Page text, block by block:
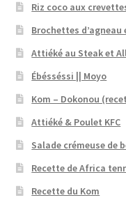
Riz coco aux
Brochettes d’agneau
Attiéké au Steak et
Ébésséssi || Moyo
Kom – Dokonou
Attiéké & Poulet KFC
Salade crémeuse de
Recette de Africa
Recette du Kom